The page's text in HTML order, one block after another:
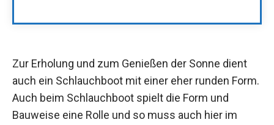
Zur Erholung und zum Genießen der Sonne dient
auch ein Schlauchboot mit einer eher runden Form.
Auch beim Schlauchboot spielt die Form und
Bauweise eine Rolle und so muss auch hier im